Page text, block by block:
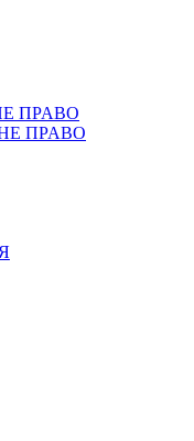
ПРАВО
ПРАВО